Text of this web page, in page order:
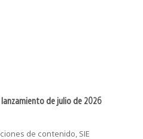
de julio de 2026
de contenido, SIE